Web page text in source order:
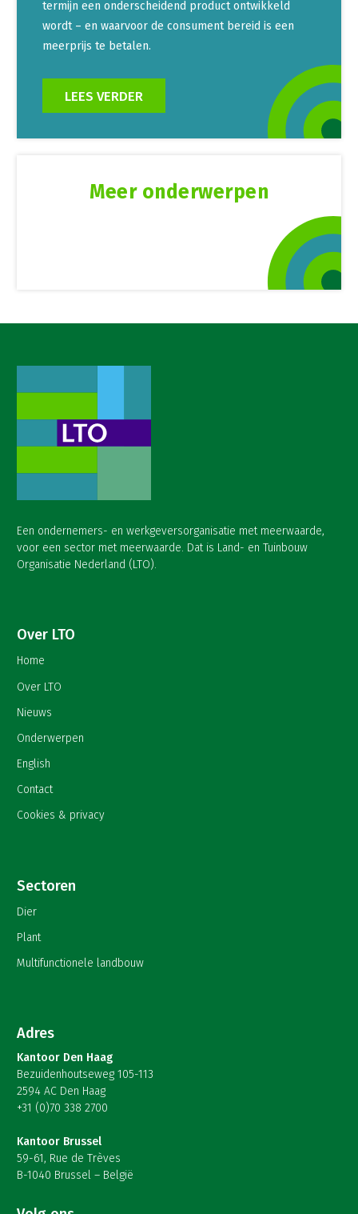
termijn een onderscheidend product ontwikkeld
wordt – en waarvoor de consument bereid is een
meerprijs te betalen.
LEES VERDER
Meer onderwerpen
Een ondernemers- en werkgeversorganisatie met meerwaarde,
voor een sector met meerwaarde. Dat is Land- en Tuinbouw
Organisatie Nederland (LTO).
Over LTO
Home
Over LTO
Nieuws
Onderwerpen
English
Contact
Cookies & privacy
Sectoren
Dier
Plant
Multifunctionele landbouw
Adres
Kantoor Den Haag
Bezuidenhoutseweg 105-113
2594 AC Den Haag
+31 (0)70 338 2700
Kantoor Brussel
59-61, Rue de Trèves
B-1040 Brussel – België